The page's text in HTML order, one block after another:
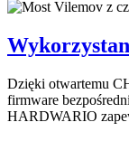
Dzięki otwartemu
firmware
HARDWARIO